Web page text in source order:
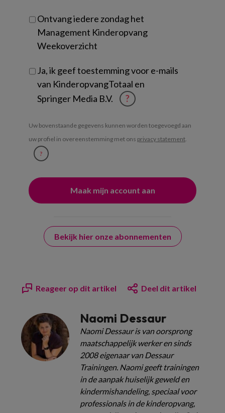
Ontvang iedere zondag het
Management Kinderopvang
Weekoverzicht
Ja, ik geef toestemming voor e-mails
van KinderopvangTotaal en
Springer Media B.V.
?
Uw bovenstaande gegevens kunnen worden toegevoegd aan
uw profiel in overeenstemming met ons privacy statement.
?
Bekijk hier onze abonnementen
Reageer op dit artikel Deel dit artikel
Naomi Dessaur
Naomi Dessaur is van oorsprong
maatschappelijk werker en sinds
2008 eigenaar van Dessaur
Trainingen. Naomi geeft trainingen
in de aanpak huiselijk geweld en
kindermishandeling, speciaal voor
professionals in de kinderopvang,